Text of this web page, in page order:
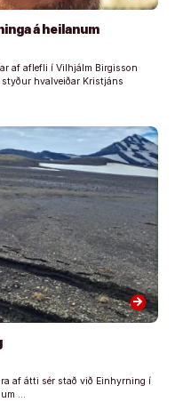
á heilanum
af aflefli í Vilhjálm Birgisson
hvalveiðar Kristjáns
arrow_forward
af átti sér stað við Einhyrning í
…